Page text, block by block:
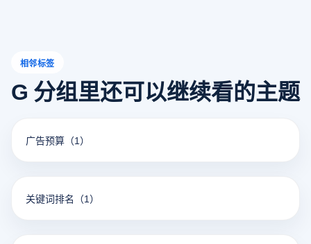
相邻标签
G 分组里还可以继续看的主题
广告预算 （1）
关键词排名 （1）